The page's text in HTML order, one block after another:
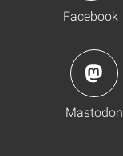
Facebook
Mastodon